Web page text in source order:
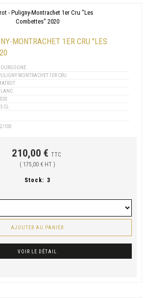
MONTRACHET 1ER CRU "LES
MONTRACHET 1ER CRU
CL
100
210,00 € TTC
( 175,00 € HT )
Stock: 3
AJOUTER AU PANIER
VOIR LE DÉTAIL